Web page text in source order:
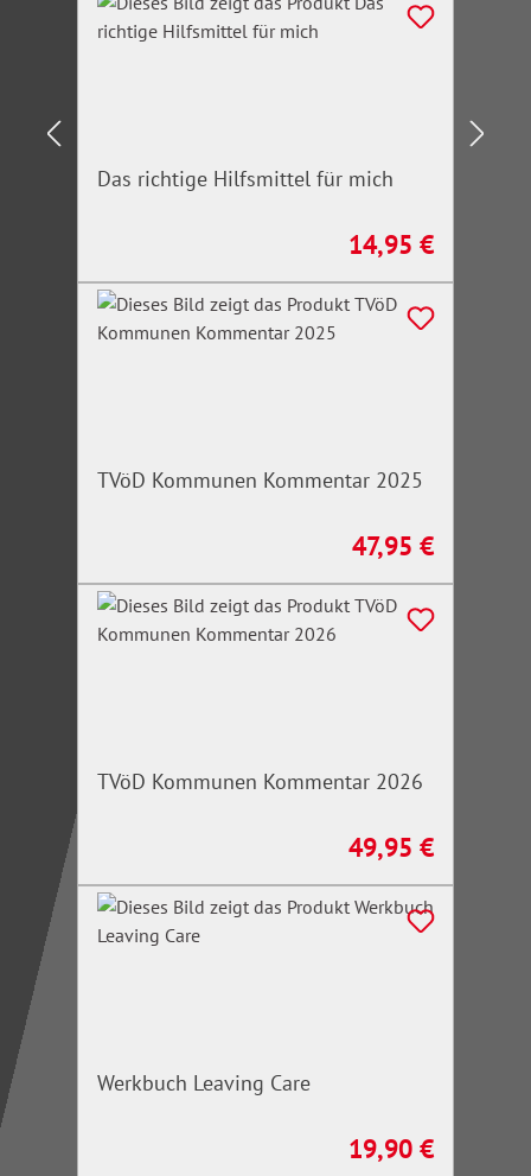
Das richtige Hilfsmittel für mich
Regulärer Preis:
14,95 €
TVöD Kommunen Kommentar 2025
Regulärer Preis:
47,95 €
TVöD Kommunen Kommentar 2026
Regulärer Preis:
49,95 €
Werkbuch Leaving Care
Regulärer Preis:
19,90 €